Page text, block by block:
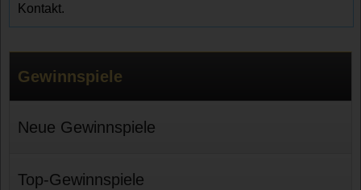
Kontakt.
Gewinnspiele
Neue Gewinnspiele
Top-Gewinnspiele